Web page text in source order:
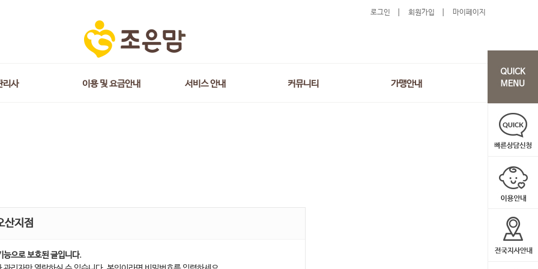
로그인 회원가입 마이페이지
리사 이용 및 요금안내 서비스 안내 커뮤니티 가맹안내
산지점
능으로 보호된 글입니다.